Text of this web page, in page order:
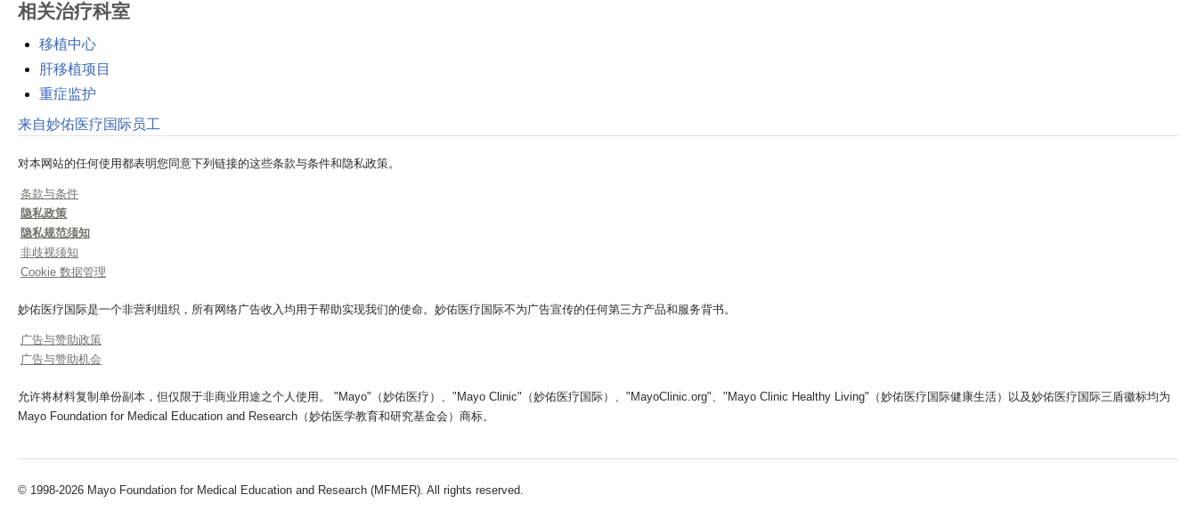
相关治疗科室
移植中心
肝移植项目
重症监护
来自妙佑医疗国际员工
对本网站的任何使用都表明您同意下列链接的这些条款与条件和隐私政策。
条款与条件
隐私政策
隐私规范须知
非歧视须知
Cookie 数据管理
妙佑医疗国际是一个非营利组织，所有网络广告收入均用于帮助实现我们的使命。妙佑医疗国际不为广告宣传的任何第三方产品和服务背书。
广告与赞助政策
广告与赞助机会
允许将材料复制单份副本，但仅限于非商业用途之个人使用。 "Mayo"（妙佑医疗）、"Mayo Clinic"（妙佑医疗国际）、"MayoClinic.org"、"Mayo Clinic Healthy Living"（妙佑医疗国际健康生活）以及妙佑医疗国际三盾徽标均为
Mayo Foundation for Medical Education and Research（妙佑医学教育和研究基金会）商标。
© 1998-2026 Mayo Foundation for Medical Education and Research (MFMER). All rights reserved.